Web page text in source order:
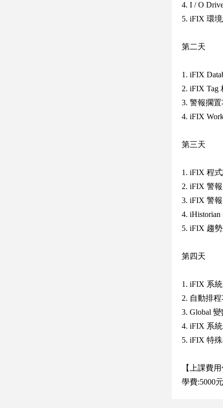
4. I / O
5. iFIX 環
第二天
1. iFIX
2. iFIX Tag
3. 警報擱
4. iFIX
第三天
1. iFIX 程
2. iFIX 警
3. iFIX 警
4.
5. iFIX 趨
第四天
1. iFIX 系
2. 自動排
3. Global
4. iFIX 系
5. iFIX 特
【上課費
學費:5000